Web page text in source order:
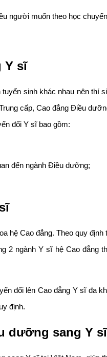
người muốn theo học
Y sĩ
sinh khác nhau nên
cấp, Cao đẳng Điều
đổi Y sĩ bao gồm:
đến ngành Điều dưỡng;
hệ Cao đẳng. Theo quy định
2 ngành Y sĩ hệ Cao
đổi lên Cao đẳng Y sĩ
định.
dưỡng sang Y sĩ